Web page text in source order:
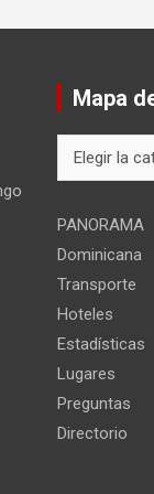
Mapa
del
PANORAMA
Dominicana
Transporte
Hoteles
Estadísticas
Lugares
Preguntas
Directorio